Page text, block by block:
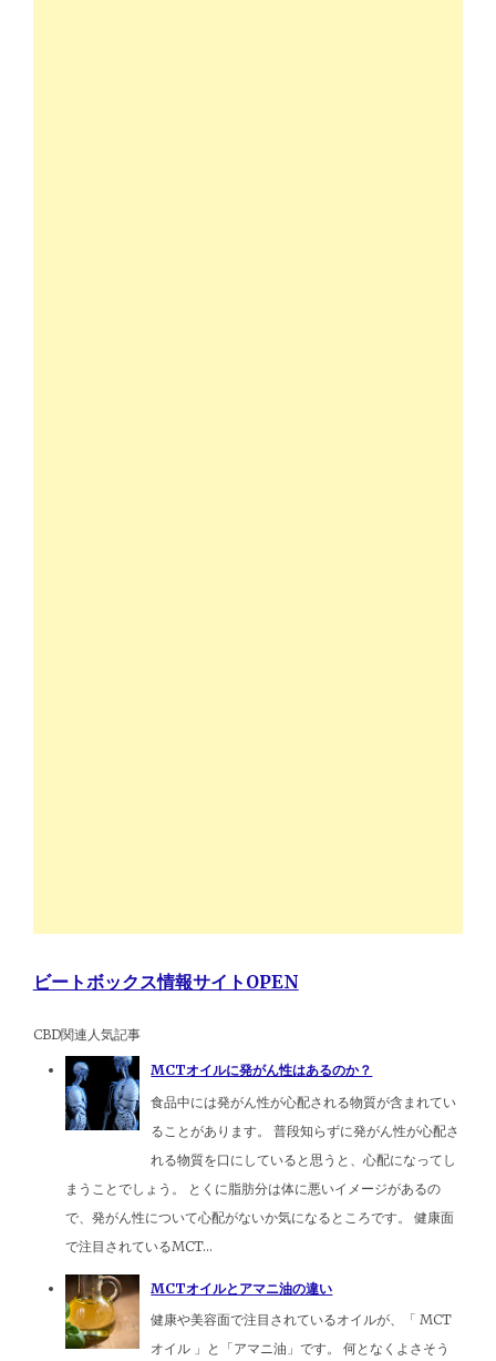
ビートボックス情報サイトOPEN
CBD関連人気記事
MCTオイルに発がん性はあるのか？
食品中には発がん性が心配される物質が含まれてい
ることがあります。 普段知らずに発がん性が心配さ
れる物質を口にしていると思うと、心配になってし
まうことでしょう。 とくに脂肪分は体に悪いイメージがあるの
で、発がん性について心配がないか気になるところです。 健康面
で注目されているMCT...
MCTオイルとアマニ油の違い
健康や美容面で注目されているオイルが、「 MCT
オイル 」と「アマニ油」です。 何となくよさそう